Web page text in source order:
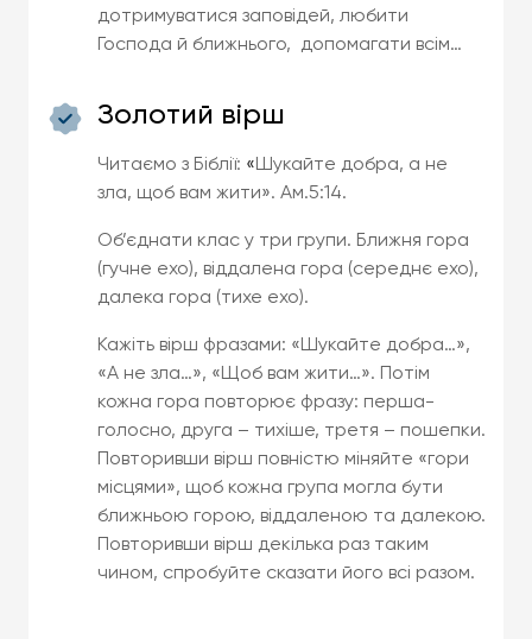
дотримуватися заповідей, любити
Господа й ближнього, допомагати всім…
Золотий вірш
Читаємо з Біблії: «Шукайте добра, а не
зла, щоб вам жити». Ам.5:14.
Об’єднати клас у три групи. Ближня гора
(гучне ехо), віддалена гора (середнє ехо),
далека гора (тихе ехо).
Кажіть вірш фразами: «Шукайте добра…»,
«А не зла…», «Щоб вам жити…». Потім
кожна гора повторює фразу: перша-
голосно, друга – тихіше, третя – пошепки.
Повторивши вірш повністю міняйте «гори
місцями», щоб кожна група могла бути
ближньою горою, віддаленою та далекою.
Повторивши вірш декілька раз таким
чином, спробуйте сказати його всі разом.